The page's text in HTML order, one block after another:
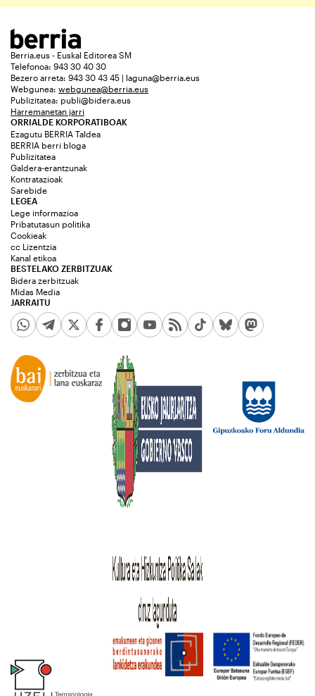
Berria.eus - Euskal Editorea SM
Telefonoa: 943 30 40 30
Bezero arreta: 943 30 43 45 | laguna@berria.eus
Webgunea: webgunea@berria.eus
Publizitatea: publi@bidera.eus
Harremanetan jarri
ORRIALDE KORPORATIBOAK
Ezagutu BERRIA Taldea
BERRIA berri bloga
Publizitatea
Galdera-erantzunak
Kontratazioak
Sarebide
JARRAITU
LEGEA
Lege informazioa
Pribatutasun politika
Cookieak
cc Lizentzia
Kanal etikoa
BESTELAKO ZERBITZUAK
Bidera zerbitzuak
Midas Media